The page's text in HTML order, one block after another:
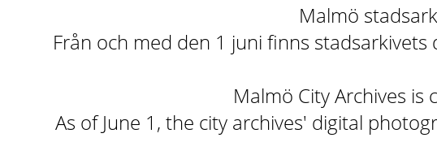
Malmö
Från och med den 1 juni finns
Malmö City Archives
As of June 1, the city archives' digital